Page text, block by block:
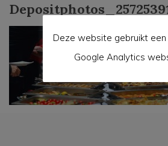
Deze website gebruikt
Google Analytics